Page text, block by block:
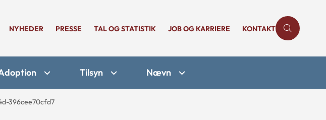
NYHEDER PRESSE TAL OG STATISTIK JOB OG KARRIERE KONTAKT
Tilsyn Nævn
396cee70cfd7